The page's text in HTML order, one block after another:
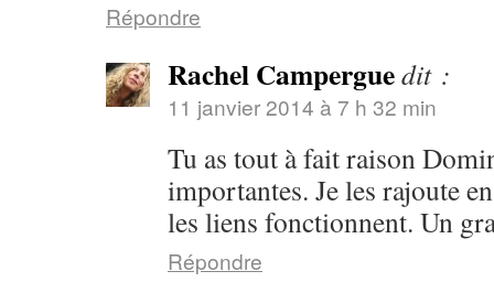
Répondre
Rachel Camperguedit :
11 janvier 2014 à 7 h 32 min
Tu as tout à fait raison
importantes. Je les rajoute
les liens fonctionnent. Un
Répondre